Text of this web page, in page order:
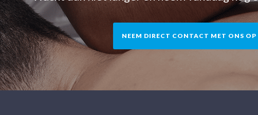
NEEM DIRECT CONTACT MET ONS OP